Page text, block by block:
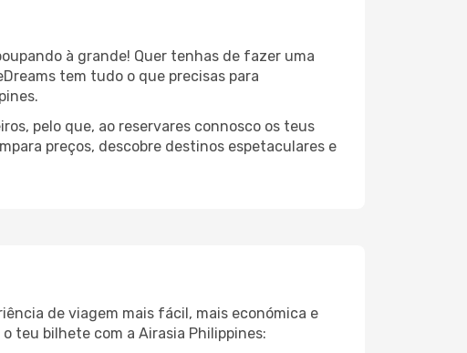
à grande! Quer tenhas de fazer uma
tem tudo o que precisas para
pelo que, ao reservares connosco os teus
preços, descobre destinos espetaculares e
de viagem mais fácil, mais económica e
teu bilhete com a Airasia Philippines: